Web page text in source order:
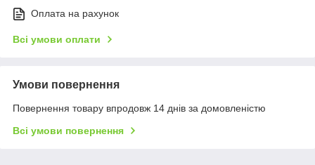
Оплата на рахунок
Всі умови оплати
Умови повернення
Повернення товару впродовж 14 днів за домовленістю
Всі умови повернення